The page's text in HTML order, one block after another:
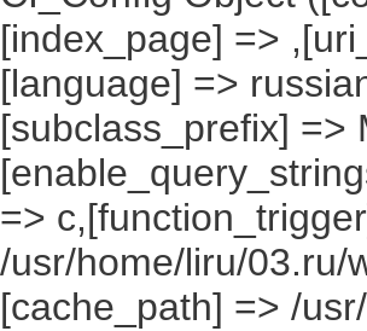
[index_page] =>
[language] =>
[subclass_prefix] =>
=>
/usr/home/liru/03.ru/
[cache_path] => /